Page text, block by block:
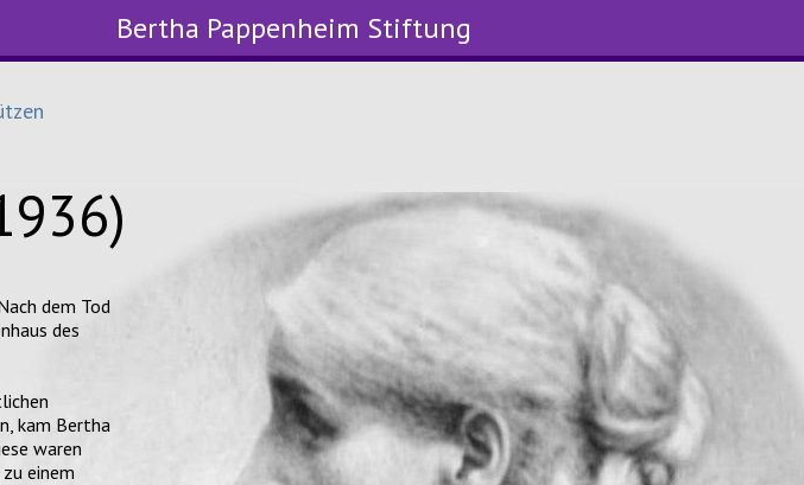
Bertha Pappenheim Stiftung
dem Tod
des
kam Bertha
waren
einem